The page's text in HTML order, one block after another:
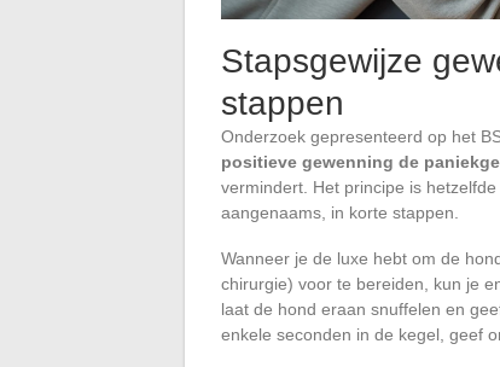
Stapsgewijze
stappen
Onderzoek gepresenteerd op het
positieve gewenning de
vermindert. Het principe is
aangenaams, in korte stappen.
Wanneer je de luxe hebt om de
chirurgie) voor te bereiden, kun je
laat de hond eraan snuffelen en
enkele seconden in de kegel, geef